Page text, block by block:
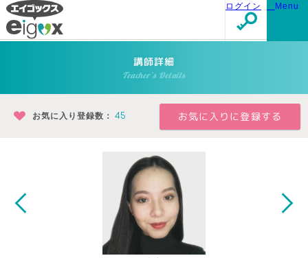
Menu
ログイン
講師詳細
Teacher's Details
お気に入り登録数：45